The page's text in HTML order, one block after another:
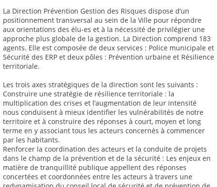
La Direction Prévention Gestion des Risques dispose d’un
positionnement transversal au sein de la Ville pour répondre
aux orientations des élu-es et à la nécessité de privilégier une
approche plus globale de la gestion. La Direction comprend 183
agents. Elle est composée de deux services : Police municipale et
Sécurité des ERP et deux pôles : Prévention urbaine et Résilience
territoriale.
Les trois axes stratégiques de la direction sont les suivants :
Construire une stratégie de résilience territoriale : la
multiplication des crises et l’augmentation de leur intensité
nous conduisent à mieux identifier les vulnérabilités de notre
territoire et à construire des réponses à court, moyen et long
terme en y associant tous les acteurs concernés à commencer
par les habitants.
Renforcer la coordination des acteurs et la conduite de projets
dans le champ de la prévention et de la sécurité : Les enjeux en
matière de tranquillité publique appellent des réponses
concertées et coordonnées entre les acteurs à travers une